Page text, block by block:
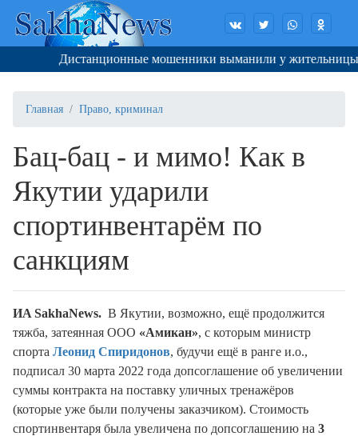
Дистанционные мошенники выманили у жительницы
Главная Право, криминал
Бац-бац - и мимо! Как в
Якутии ударили
спортинвентарём по
санкциям
ИA SakhaNews. В Якутии, возможно, ещё продолжится
тяжба, затеянная ООО «Амикан», с которым министр
спорта Леонид Спиридонов, будучи ещё в ранге и.о.,
подписал 30 марта 2022 года допсоглашение об увеличении
суммы контракта на поставку уличных тренажёров
(которые уже были получены заказчиком). Стоимость
спортинвентаря была увеличена по допсоглашению на 3